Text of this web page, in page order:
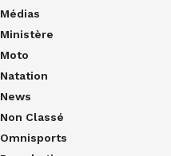
Médias
Ministère
Moto
Natation
News
Non Classé
Omnisports